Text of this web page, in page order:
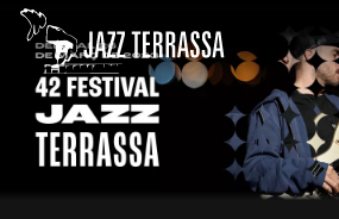
Vés al contingut